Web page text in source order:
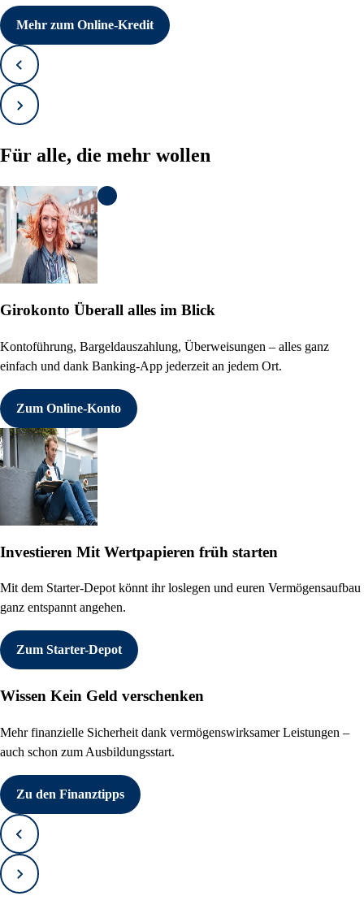
Mehr zum Online-Kredit
Zurück
Vorwärts
Für alle, die mehr wollen
KI Informationen anzeigen
Girokonto Überall alles im Blick
Kontoführung, Bargeldauszahlung, Überweisungen – alles ganz
einfach und dank Banking-App jederzeit an jedem Ort.
Zum Online-Konto
Investieren Mit Wertpapieren früh starten
Mit dem Starter-Depot könnt ihr loslegen und euren Vermögensaufbau
ganz entspannt angehen.
Zum Starter-Depot
Wissen Kein Geld verschenken
Mehr finanzielle Sicherheit dank vermögenswirksamer Leistungen –
auch schon zum Ausbildungsstart.
Zu den Finanztipps
Zurück
Vorwärts